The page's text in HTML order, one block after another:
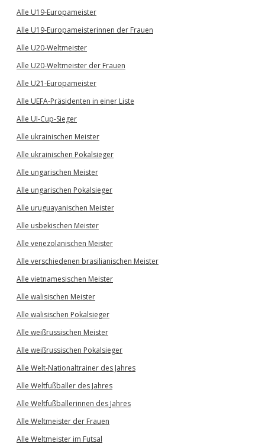
Alle U19-Europameister
Alle U19-Europameisterinnen der Frauen
Alle U20-Weltmeister
Alle U20-Weltmeister der Frauen
Alle U21-Europameister
Alle UEFA-Präsidenten in einer Liste
Alle UI-Cup-Sieger
Alle ukrainischen Meister
Alle ukrainischen Pokalsieger
Alle ungarischen Meister
Alle ungarischen Pokalsieger
Alle uruguayanischen Meister
Alle usbekischen Meister
Alle venezolanischen Meister
Alle verschiedenen brasilianischen Meister
Alle vietnamesischen Meister
Alle walisischen Meister
Alle walisischen Pokalsieger
Alle weißrussischen Meister
Alle weißrussischen Pokalsieger
Alle Welt-Nationaltrainer des Jahres
Alle Weltfußballer des Jahres
Alle Weltfußballerinnen des Jahres
Alle Weltmeister der Frauen
Alle Weltmeister im Futsal